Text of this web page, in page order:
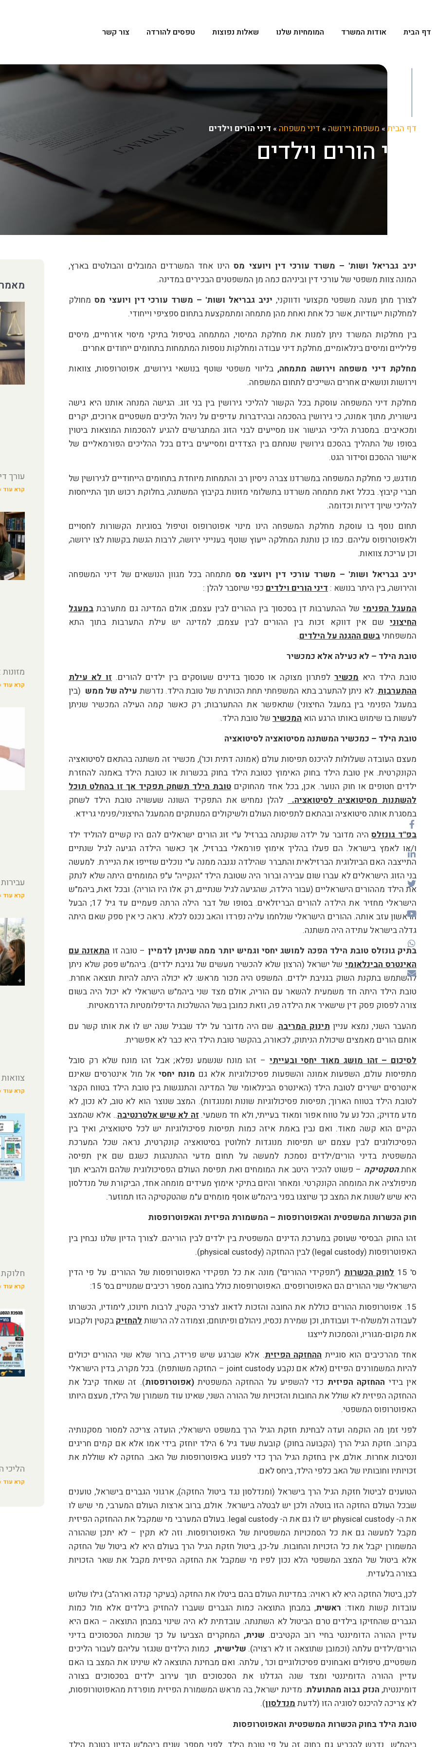
דף הבית אודות המשרד המומחיות שלנו שאלות נפוצות טפסים להורדה צור קשר
דף הבית » משפחה וירושה » דיני משפחה » דיני הורים וילדים
דיני הורים וילדים
יניב גבריאל ושות' – משרד עורכי דין ויועצי מס הינו אחד המשרדים המובלים והבולטים בארץ,
המונה צוות משפטי של עורכי דין וביניהם כמה מן המשפטנים הבכירים במדינה.
לצורך מתן מענה משפטי מקצועי ודווקני, יניב גבריאל ושות' – משרד עורכי דין ויועצי מס מחולק
למחלקות ייעודיות, אשר כל אחת ואחת מהן מתמחה ומתמקצעת בתחום ספציפי וייחודי.
בין מחלקות המשרד ניתן למנות את מחלקת המיסוי, המתמחה בטיפול בתיקי מיסוי אזרחיים, מיסים
פליליים ומיסים בינלאומיים, מחלקת דיני עבודה ומחלקות נוספות המתמחות בתחומים ייחודים אחרים.
מחלקת דיני משפחה וירושה מתמחה,בליווי משפטי שוטף בנושאי גירושים, אפוטרופסות, צוואות
וירושות ונושאים אחרים השייכים לתחום המשפחה.
מחלקת דיני המשפחה עוסקת בכל הקשור להליכי גירושין בין בני זוג. הגישה המנחה אותנו היא גישה
גישורית, מתוך אמונה, כי גירושין בהסכמה ובהידברות עדיפים על ניהול הליכים משפטיים ארוכים, יקרים
ומכאיבים. במסגרת הליכי הגישור אנו מסייעים לבני הזוג המתגרשים להגיע להסכמות המוצאות ביטוין
בסופו של התהליך בהסכם גירושין שנחתם בין הצדדים ומסייעים בידם בכל ההליכים הפורמאליים של
אישור ההסכם וסידור הגט.
מודגש, כי מחלקת המשפחה במשרדנו צברה ניסיון רב והתמחות מיוחדת בתחומים הייחודיים לגירושין של
חברי קיבוץ. בכלל זאת מתמחה משרדנו בתשלומי מזונות בקיבוץ המשתנה, בחלוקת רכוש תוך התייחסות
להליכי שיוך דירות וכדומה.
תחום נוסף בו עוסקת מחלקת המשפחה הינו מינוי אפוטרופוס וטיפול בסוגיות הקשורות לחסויים
ולאפוטרופוס עליהם. כמו כן נותנת המחלקה ייעוץ שוטף בענייני ירושה, לרבות הגשת בקשות לצו ירושה,
וכן עריכת צוואות.
יניב גבריאל ושות' – משרד עורכי דין ויועצי מס מתמחה בכל מגוון הנושאים של דיני המשפחה
והירושה, בין היתר בנושא : דיני הורים וילדים כפי שיוסבר להלן :
המעגל הפנימי של ההתערבות דן בסכסוך בין ההורים לבין עצמם; אולם המדינה גם מתערבת במעגל
החיצוני שם אין דווקא זכות בין ההורים לבין עצמם; למדינה יש עילת התערבות בתוך התא
המשפחתיבשם ההגנה על הילדים.
טובת הילד – לא כעילה אלא כמכשיר
טובת הילד היא מכשיר לפתרון מצוקה או סכסוך בדינים שעוסקים בין ילדים להורים. זו לא עילת
ההתערבות. לא ניתן להתערב בתא המשפחתי תחת הכותרת של טובת הילד. נדרשת עילה של ממש (בין
במעגל הפנימי בין במעגל החיצוני) שתאפשר את ההתערבות; רק כאשר קמה העילה המכשיר שניתן
לעשות בו שימוש באותו הרגע הוא המכשיר של טובת הילד.
טובת הילד – כמכשיר המשתנה מסיטואציה לסיטואציה
מעצם העובדה שעלולות להיכנס תפיסות עולם (אמונה דתית וכו'), מכשיר זה משתנה בהתאם לסיטואציה
הקונקרטית. אין טובת הילד בחוק האימוץ כטובת הילד בחוק בכשרות או כטובת הילד באמנה להחזרת
ילדים חטופים או חוק הנוער. אכן, בכל אחד מהחוקים טובת הילד תשחק תפקיד אך זו בהחלט תוכל
להשתנות מסיטואציה לסיטואציה.להלן נמחיש את התפקיד השונה שעשויה טובת הילד לשחק
במסגרת אותה סיטואציה ובהתאם לתפיסות העולם ולשיקולים המנותקים מהמעגל החיצוני/פנימי גרידא.
בפ"ד גונזלסהיה מדובר על ילדה שנקנתה בברזיל ע"י זוג הורים ישראלים להם היו קשיים להוליד ילד
ו/או לאמץ בישראל. הם פעלו בהליך אימוץ פורמאלי בברזיל, אך כאשר הילדה הגיעה לגיל שנתיים
התייצבה האם הביולוגית הברזילאית והתברר שהילדה נגנבה ממנה ע"י נוכלים שזייפו את הניירת. למעשה
בני הזוג הישראלים לא עברו שום עבירה וברור היה שטובת הילד "הנקייה" ע"פ המומחים היתה שלא לנתק
את הילד מההורים הישראליים (עבור הילדה, שהגיעה לגיל שנתיים, רק אלו היו הוריה). ובכל זאת, ביהמ"ש
הישראלי מחזיר את הילדה להורים הבריזלאים. בסופו של דבר הילה הרתה פעמיים עד גיל 17; הבעל
הראשון עזב אותה. ההורים הישראלי שנלחמו עליה נפרדו והאב נכנס לכלא. נראה כי אין ספק שאם היתה
גדלה בישראל עתידה היה משתנה.
בתיק גונזלס טובת הילד הפכה למושג יחסי וגמיש יותר ממה שניתן לדמיין – טובה זוהתאזנה עם
האינטרס הבינלאומישל ישראל (הרצון שלא להכשיר מעשים של גניבת ילדים). ביהמ"ש פסק שלא ניתן
להשתמש בתקנת השוק בגניבת ילדים. המשפט היה מכור מראש: לא יכולה היתה להיות תוצאה אחרת.
טובת הילד היתה חד משמעית להשאר עם הוריה, אולם מצד שני ביהמ"ש הישראלי לא יכול היה בשום
צורה לפסוק פסק דין שישאיר את הילדה פה, וזאת כמובן בשל ההשלכות הדיפלומטיות הדרמאטיות.
מהעבר השני, נמצא עניין תינוק המריבה. שם היה מדובר על ילד שבגיל שנה יש לו את אותו קשר עם
אותם הורים מאמצים שיכולת הניתוק, לכאורה, בהקשר טובת הילד היא כבר לא אפשרית.
לסיכום – זהו מושג מאוד יחסי ובעייתי– זהו מונח שנשמע נפלא; אבל זהו מונח שלא רק סובל
מתפיסות עולם, השפעות אמונה והשפעות פסיכולוגיות אלא גם מונח יחסי אל מול אינטרסים שאינם
אינטרסים ישירים לטובת הילד (האינטרס הבינלאומי של המדינה והתנגשות בין טובת הילד בטווח הקצר
לטובת הילד בטווח הארוך; תפיסות פסיכולוגיות שונות ומנוגדות). המצב שנוצר הוא לא טוב, לא נכון, לא
מדע מדויק; הכל נע על טווח אפור ומאוד בעייתי, ולא חד משמעי.זה לא שיש אלטרנטיבה.. אלא שהמצב
הקיים הוא קשה מאוד. ואם נבין באמת איזה כמות תפיסות פסיכולוגיות יש לכל סיטואציה, ואיך בין
הפסיכולוגים לבין עצמם יש תפיסות מנוגדות לחלוטין בסיטואציה קונקרטית, נראה שכל המערכת
המשפטית בדיני הורים/ילדים נסמכת למעשה על תחום מדעי ההתנהגות כשגם שם אין תפיסה
אחת.הטקטיקה – פשוט להכיר היטב את המומחים ואת תפיסת העולם הפסיכולוגית שלהם ולהביא תוך
מניפולציה את המומחה הקונקרטי. ומאחר והיום בתיקי אימוץ מעידים מומחה אחד, הביקורת של מנדלסון
היא שיש לשנות את המצב כך שיוצגו בפני ביהמ"ש אוסף מומחים ע"מ שהטקטיקה הזו תמוזער.
חוק הכשרות המשפטית והאפוטרופסות – המשמורת הפיזית והאפוטרופסות
זהו החוק הבסיסי שעוסק במערכת הדינים המשפטית בין ילדים לבין הוריהם. לצורך הדיון שלנו נבחין בין
האפוטרופסות (legal custody) לבין ההחזקה (physical custody).
ס' 15
לחוק הכשרות("תפקידי ההורים") מונה את כל תפקידי האפוטרופסות של ההורים. על פי הדין
הישראלי שני ההורים הם האפוטרופסים. האפוטרופסות כולל בחובה מספר רכיבים שמנויים בס' 15:
15. אפוטרופסות ההורים כוללת את החובה והזכות לדאוג לצרכי הקטין, לרבות חינוכו, לימודיו, הכשרתו
לעבודה ולמשלח-יד ועבודתו, וכן שמירת נכסיו, ניהולם ופיתוחם; וצמודה לה הרשות להחזיק בקטין ולקבוע
את מקום-מגוריו, והסמכות לייצגו
אחד מהרכיבים הוא סוגייתההחזקה הפיזית. אלא שברגע שיש פרידה, ברור שלא שני ההורים יכולים
להיות המשמורנים הפיזים (אלא אם נקבע joint custody – החזקה משותפת). בכל מקרה, בדין הישראלי
אין בידי ההחזקה הפיזית כדי להשפיע על ההחזקה המשפטית(אפוטרופסות). זה שאחד קיבל את
ההחזקה הפיזית לא שולל את החובות והזכויות של ההורה השני, שאינו עוד משמורן של הילד, מעצם היותו
האפוטרופוס המשפטי.
לפני זמן מה הוקמה ועדה לבחינת חזקת הגיל הרך במשפט הישראלי; הועדה צריכה למסור מסקנותיה
בקרוב. חזקת הגיל הרך (הקבועה בחוק) קובעת שעד גיל 6 הילד יוחזק בידי אמו אלא אם קמים חריגים
ונסיבות אחרות. אולם, אין בחזקת הגיל הרך כדי לפגוע באפוטרופסות של האב. החזקה לא שוללת את
זכויותיו וחובותיו של האב כלפי הילד, ביחס לאם.
הטוענים לביטול חזקת הגיל הרך בישראל (ומנדלסון נגד ביטול החזקה), ארגוני הגברים בישראל, טוענים
שבכל העולם החזקה הזו בוטלה ולכן יש לבטלה בישראל. אולם, ברוב ארצות העולם המערבי, מי שיש לו
את ה- physical custody יש לו גם את ה- legal custody. בעולם המערבי מי שמקבל את ההחזקה הפיזית
מקבל למעשה גם את כל הסמכויות המשפטיות של האפוטרופסות. וזה לא תקין – לא יתכן שההורה
המשמורן יקבל את כל הזכויות והחובות. על-כן, ביטול חזקת הגיל הרך בעולם היא לא ביטול של החזקה
אלא ביטול של המצב המשפטי הלא נכון לפיו מי שמקבל את החזקה הפיזית מקבל את שאר הזכויות
בצורה בלעדית.
לכן, ביטול החזקה היא לא ראויה: במדינות העולם בהם ביטלו את החזקה (בעיקר קנדה וארה"ב) גילו שלוש
עובדות קשות מאוד: ראשית, במבחן התוצאה כמות הגברים שעברו להחזיק בילדים אלא מול כמות
הגברים שהחזיקו בילדים טרם הביטול לא השתנתה. עובדתית לא היה שינוי במבחן התוצאה – האם היא
עדיין ההורה הדומיננטי בחיי רוב הקטיבים. שנית, המחקרים הצביעו על כך שכמות הסכסוכים בדיני
הורים/ילדים עלתה (וכמובן שתוצאה זו לא רצויה). שלישית, כמות הילדים שנגזר עליהם לעבור הליכים
משפטיים, טיפולים ואבחונים פסיכולוגיים וכו' , עלתה. ואם מבחינת התוצאה לא שינינו את המצב בו האם
עדיין ההורה הדומיננטי ומצד שנה הגדלנו את הסכסוכים תוך עירוב ילדים בסכסוכים בצורה
דומיננטית, הנזק גבוה מהתועלת. מדינת ישראל, בה מראש המשמורת הפיזית מופרדת מהאפוטורופסות,
לא צריכה להיכנס לסוגיה הזו (לדעתמנדלסון).
טובת הילד בחוק הכשרות המשפטית והאפוטרופסות
עורך
קרא עוד
קרא עוד
קרא עוד
קרא עוד
קרא עוד
הליכי
קרא עוד